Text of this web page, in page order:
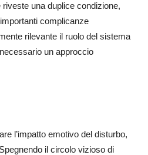
riveste una duplice condizione,
complicanze
rilevante il ruolo del sistema
un approccio
l’impatto emotivo del disturbo,
il circolo vizioso di